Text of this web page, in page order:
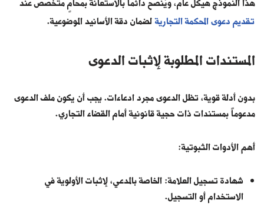
هذا النموذج هيكل عام، ويُنصح دائماً بالاستعانة بمحامٍ متخصص عند
تقديم دعوى المحكمة التجاريةلضمان دقة الأسانيد الموضوعية.
المستندات المطلوبة لإثبات الدعوى
بدون أدلة قوية، تظل الدعوى مجرد ادعاءات. يجب أن يكون ملف الدعوى
مدعوماً بمستندات ذات حجية قانونية أمام القضاء التجاري.
أهم الأدوات الثبوتية:
شهادة تسجيل العلامة: الخاصة بالمدعي، لإثبات الأولوية في
الاستخدام أو التسجيل.